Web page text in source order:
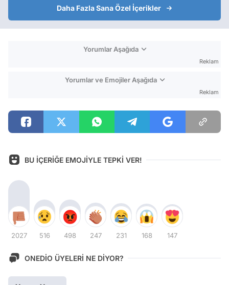
Daha Fazla Sana Özel İçerikler
Yorumlar Aşağıda
Reklam
Yorumlar ve Emojiler Aşağıda
Reklam
BU İÇERİĞE EMOJİYLE TEPKİ VER!
2027 516 498 247 231 168 147
ONEDİO ÜYELERİ NE DİYOR?